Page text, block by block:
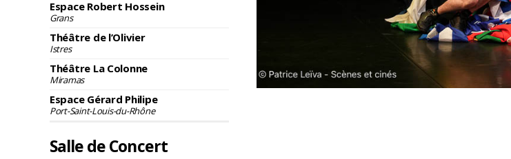
Espace Robert Hossein
Grans
Théâtre de l’Olivier
Istres
Théâtre La Colonne
Miramas
Espace Gérard Philipe
Port-Saint-Louis-du-Rhône
Salle de Concert